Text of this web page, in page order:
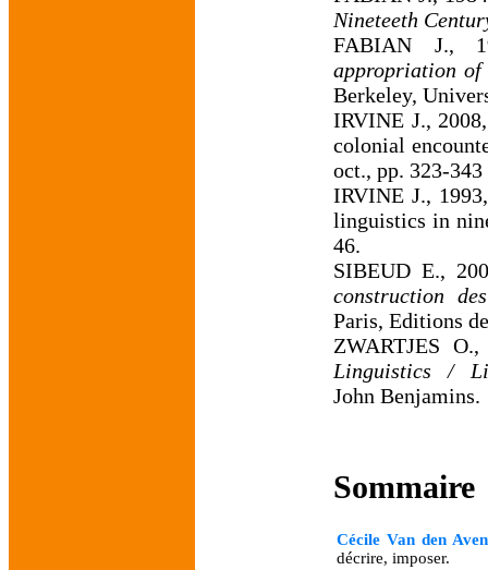
Nineteeth
FABIAN J.,
appropriation
Berkeley,
IRVINE J.,
colonial
oct., pp. 323-343
IRVINE J.,
linguistics in
46.
SIBEUD E.,
construction
Paris, Editions
ZWARTJES
Linguistics /
John Benjamins.
Sommaire
Cécile Van den
décrire, imposer.